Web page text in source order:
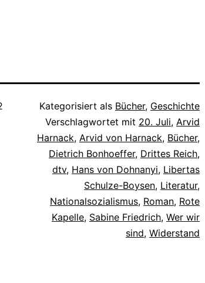
Kategorisiert als Bücher, Geschichte
Verschlagwortet mit 20. Juli, Arvid
Harnack, Arvid von Harnack, Bücher,
Dietrich Bonhoeffer, Drittes Reich,
dtv, Hans von Dohnanyi, Libertas
Schulze-Boysen, Literatur,
Nationalsozialismus, Roman, Rote
Kapelle, Sabine Friedrich, Wer wir
sind, Widerstand